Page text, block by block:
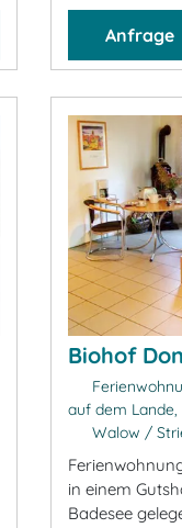
Anfrage
Biohof
auf dem
Walow /
in einem
Badesee